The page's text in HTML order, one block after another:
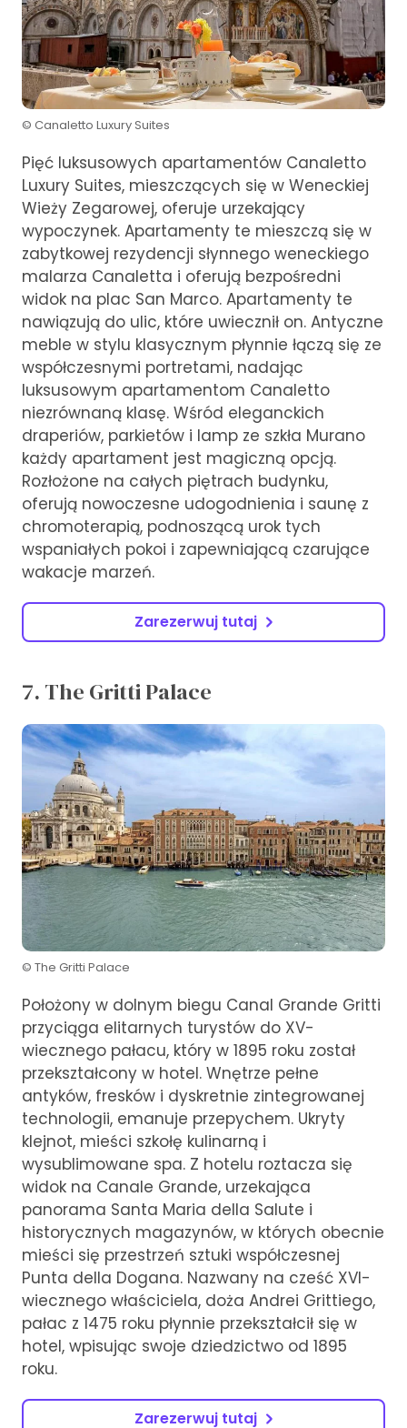
© Canaletto Luxury Suites
Pięć luksusowych apartamentów Canaletto
Luxury Suites, mieszczących się w Weneckiej
Wieży Zegarowej, oferuje urzekający
wypoczynek. Apartamenty te mieszczą się w
zabytkowej rezydencji słynnego weneckiego
malarza Canaletta i oferują bezpośredni
widok na plac San Marco. Apartamenty te
nawiązują do ulic, które uwiecznił on. Antyczne
meble w stylu klasycznym płynnie łączą się ze
współczesnymi portretami, nadając
luksusowym apartamentom Canaletto
niezrównaną klasę. Wśród eleganckich
draperiów, parkietów i lamp ze szkła Murano
każdy apartament jest magiczną opcją.
Rozłożone na całych piętrach budynku,
oferują nowoczesne udogodnienia i saunę z
chromoterapią, podnoszącą urok tych
wspaniałych pokoi i zapewniającą czarujące
wakacje marzeń.
Zarezerwuj tutaj
7. The Gritti Palace
© The Gritti Palace
Położony w dolnym biegu Canal Grande Gritti
przyciąga elitarnych turystów do XV-
wiecznego pałacu, który w 1895 roku został
przekształcony w hotel. Wnętrze pełne
antyków, fresków i dyskretnie zintegrowanej
technologii, emanuje przepychem. Ukryty
klejnot, mieści szkołę kulinarną i
wysublimowane spa. Z hotelu roztacza się
widok na Canale Grande, urzekająca
panorama Santa Maria della Salute i
historycznych magazynów, w których obecnie
mieści się przestrzeń sztuki współczesnej
Punta della Dogana. Nazwany na cześć XVI-
wiecznego właściciela, doża Andrei Grittiego,
pałac z 1475 roku płynnie przekształcił się w
hotel, wpisując swoje dziedzictwo od 1895
roku.
Zarezerwuj tutaj